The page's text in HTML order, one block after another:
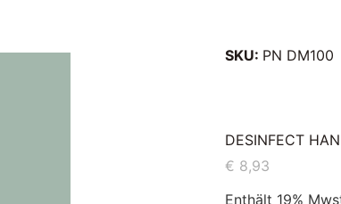
SKU: PN DM100
DESINFECT
€ 8,93
Enthält 19%